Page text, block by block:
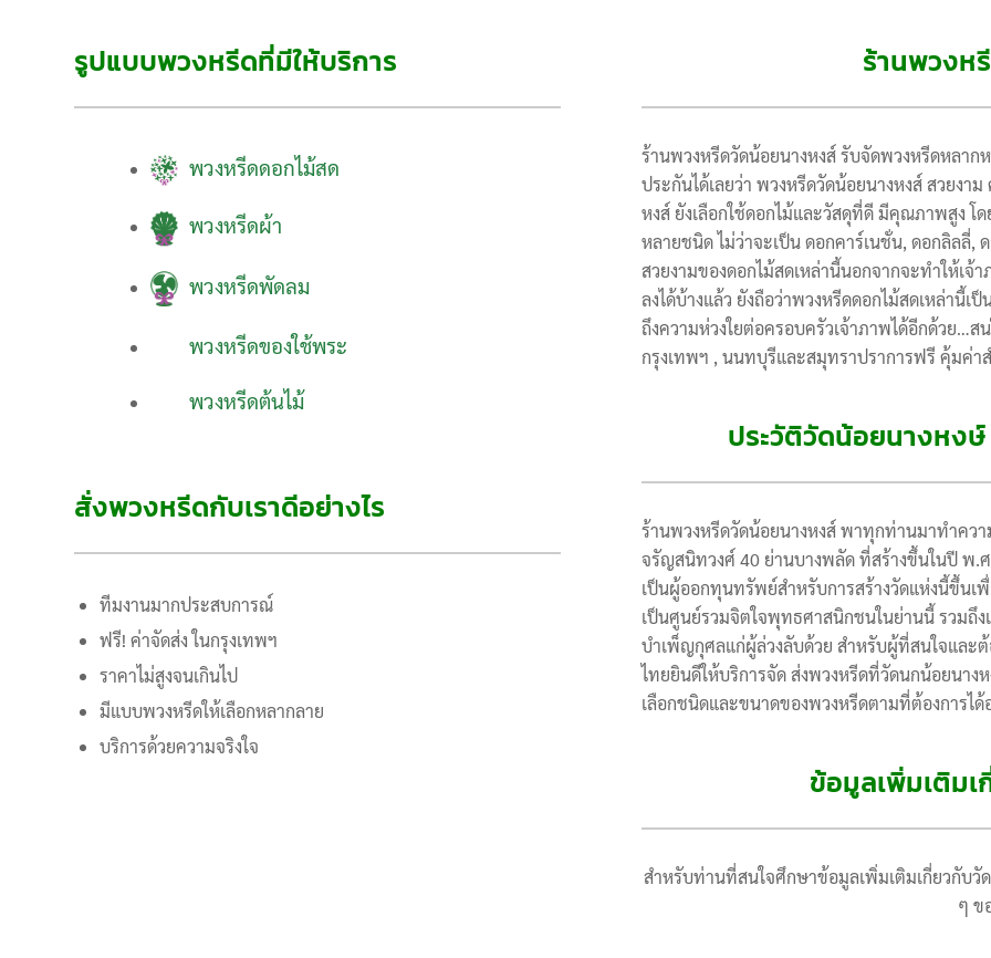
รูปแบบพวงหรีดที่มีให้บริการ
พวงหรีดดอกไม้สด
พวงหรีดผ้า
พวงหรีดพัดลม
พวงหรีดของใช้พระ
พวงหรีดต้นไม้
สั่งพวงหรีดกับเราดีอย่างไร
ทีมงานมากประสบการณ์
ฟรี! ค่าจัดส่ง ในกรุงเทพฯ
ราคาไม่สูงจนเกินไป
มีแบบพวงหรีดให้เลือกหลากลาย
บริการด้วยความจริงใจ
ร้านพวงห
ร้านพวงหรีดวัดน้อยนางหงส์ รับจัดพวงหรีดหลา
ประกันได้เลยว่า พวงหรีดวัดน้อยนางหงส์ สวยง
หงส์ ยังเลือกใช้ดอกไม้และวัสดุที่ดี มีคุณภาพสูง โ
หลายชนิด ไม่ว่าจะเป็น ดอกคาร์เนชั่น, ดอกลิลลี่,
สวยงามของดอกไม้สดเหล่านี้นอกจากจะทำให้เ
ลงได้บ้างแล้ว ยังถือว่าพวงหรีดดอกไม้สดเหล่านี้
ถึงความห่วงใยต่อครอบครัวเจ้าภาพได้อีกด้วย…
กรุงเทพฯ , นนทบุรีและสมุทราปราการฟรี คุ้มค่า
ประวัติวัดน้อยนางหง
ร้านพวงหรีดวัดน้อยนางหงส์ พาทุกท่านมาทำคว
จรัญสนิทวงศ์ 40 ย่านบางพลัด ที่สร้างขึ้นในปี พ.
เป็นผู้ออกทุนทรัพย์สำหรับการสร้างวัดแห่งนี้ขึ้นเ
เป็นศูนย์รวมจิตใจพุทธศาสนิกชนในย่านนี้ รวมถึ
บำเพ็ญกุศลแก่ผู้ล่วงลับด้วย สำหรับผู้ที่สนใจและต้
ไทยยินดีให้บริการจัด ส่งพวงหรีดที่วัดนกน้อยนา
เลือกชนิดและขนาดของพวงหรีดตามที่ต้องการได้
ข้อมูลเพิ่มเติม
สำหรับท่านที่สนใจศึกษาข้อมูลเพิ่มเติมเกี่ยวกับวั
ๆ ข